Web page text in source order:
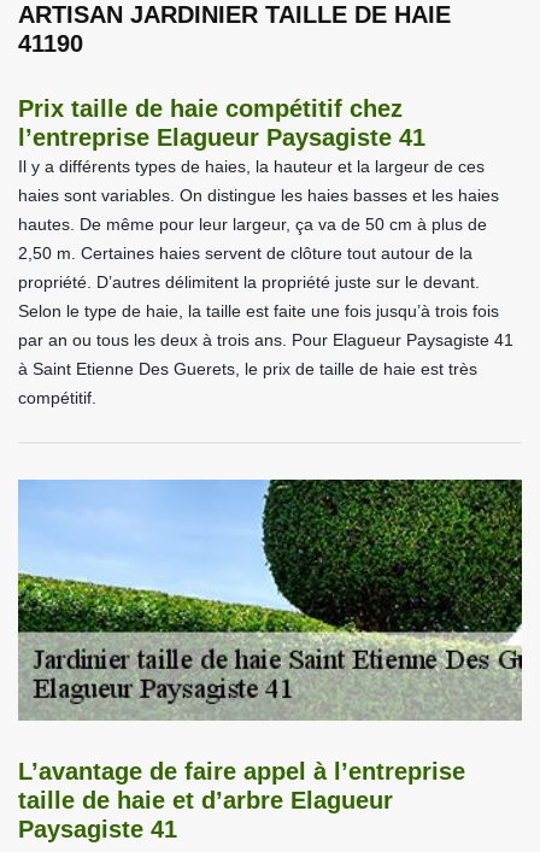
ARTISAN JARDINIER TAILLE DE HAIE
41190
Prix taille de haie compétitif chez
l’entreprise Elagueur Paysagiste 41
Il y a différents types de haies, la hauteur et la largeur de ces
haies sont variables. On distingue les haies basses et les haies
hautes. De même pour leur largeur, ça va de 50 cm à plus de
2,50 m. Certaines haies servent de clôture tout autour de la
propriété. D’autres délimitent la propriété juste sur le devant.
Selon le type de haie, la taille est faite une fois jusqu’à trois fois
par an ou tous les deux à trois ans. Pour Elagueur Paysagiste 41
à Saint Etienne Des Guerets, le prix de taille de haie est très
compétitif.
L’avantage de faire appel à l’entreprise
taille de haie et d’arbre Elagueur
Paysagiste 41